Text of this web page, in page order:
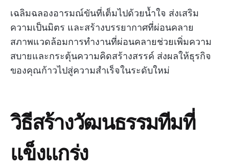
เฉลิมฉลองอารมณ์ขันที่เต็มไปด้วยน้ำใจ ส่งเสริม
ความเป็นมิตร และสร้างบรรยากาศที่ผ่อนคลาย
สภาพแวดล้อมการทำงานที่ผ่อนคลายช่วยเพิ่มความ
สบายและกระตุ้นความคิดสร้างสรรค์ ส่งผลให้ธุรกิจ
ของคุณก้าวไปสู่ความสำเร็จในระดับใหม่
วิธีสร้างวัฒนธรรมทีมที่
แข็งแกร่ง